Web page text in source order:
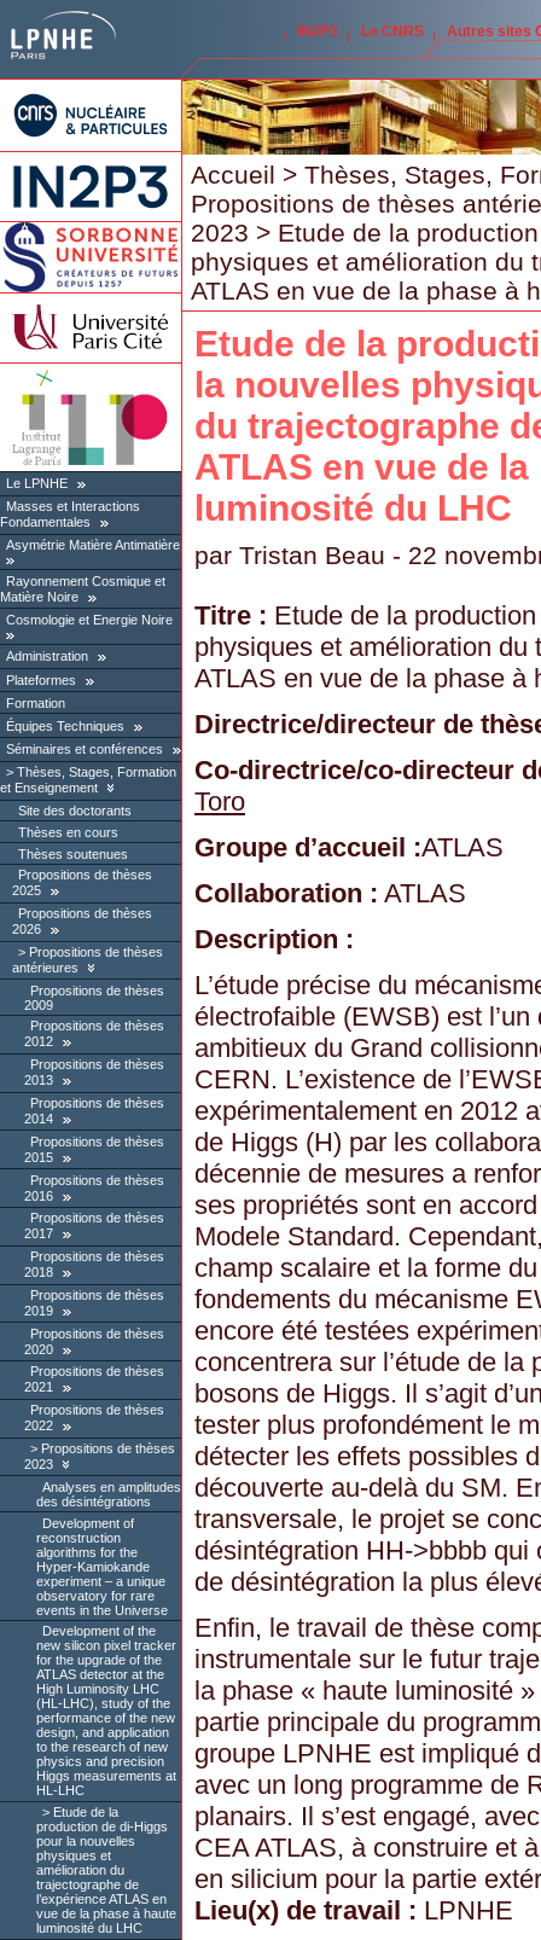
IN2P3 Le CNRS Autres sites
Le LPNHE
Masses et Interactions
Fondamentales
Asymétrie Matière Antimatière
Rayonnement Cosmique et
Matière Noire
Cosmologie et Energie Noire
Administration
Plateformes
Formation
Équipes Techniques
Séminaires et conférences
Thèses, Stages, Formation
et Enseignement
Site des doctorants
Thèses en cours
Thèses soutenues
Propositions de thèses
2025
Propositions de thèses
2026
Propositions de thèses
antérieures
Propositions de thèses
2009
Propositions de thèses
2012
Propositions de thèses
2013
Propositions de thèses
2014
Propositions de thèses
2015
Propositions de thèses
2016
Propositions de thèses
2017
Propositions de thèses
2018
Propositions de thèses
2019
Propositions de thèses
2020
Propositions de thèses
2021
Propositions de thèses
2022
Propositions de thèses
2023
Analyses en amplitudes
des désintégrations
Development of
reconstruction
algorithms for the
Hyper-Kamiokande
experiment – a unique
observatory for rare
events in the Universe
Development of the
new silicon pixel tracker
for the upgrade of the
ATLAS detector at the
High Luminosity LHC
(HL-LHC), study of the
performance of the new
design, and application
to the research of new
physics and precision
Higgs measurements at
HL-LHC
Etude de la
production de di-Higgs
pour la nouvelles
physiques et
amélioration du
trajectographe de
l’expérience ATLAS en
vue de la phase à haute
luminosité du LHC
Accueil > Thèses, Stages,
Propositions de thèses
2023 > Etude de la
physiques et amélioration du
ATLAS en vue de la phase à
Etude de la
la nouvelles
du trajectographe
ATLAS en vue de
luminosité du LHC
par Tristan Beau - 22
Titre : Etude de la
physiques et amélioration du
ATLAS en vue de la phase à
Directrice/directeur de
Co-directrice/co-directeur
Toro
Groupe d’accueil :ATLAS
Collaboration : ATLAS
Description :
L’étude précise du
électrofaible (EWSB) est
ambitieux du Grand
CERN. L’existence de
expérimentalement en 2012
de Higgs (H) par les
décennie de mesures a
ses propriétés sont en
Modele Standard.
champ scalaire et la forme
fondements du mécanisme
encore été testées
concentrera sur l’étude de la
bosons de Higgs. Il s’agit
tester plus profondément le
détecter les effets possibles
découverte au-delà du SM.
transversale, le projet se
désintégration HH->bbbb
de désintégration la plus
Enfin, le travail de thèse
instrumentale sur le futur
la phase « haute luminosité
partie principale du
groupe LPNHE est impliqué
avec un long programme de
planairs. Il s’est engagé,
CEA ATLAS, à construire et
en silicium pour la partie
Lieu(x) de travail : LPNHE